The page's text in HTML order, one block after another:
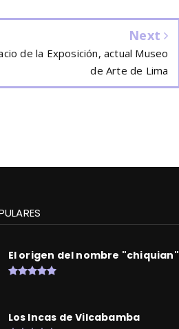
Next
de la Exposición, actual Museo
de Arte de Lima
El origen del nombre "chiquian"
Los Incas de Vilcabamba